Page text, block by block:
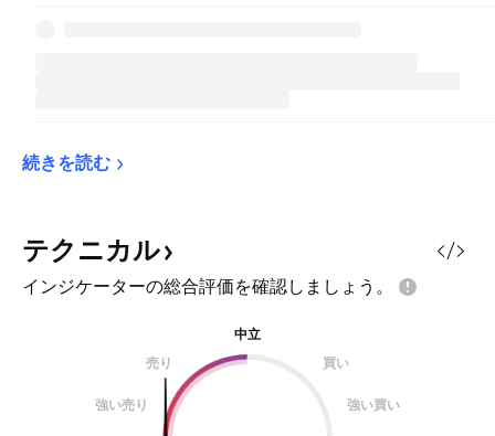
続きを読む
テクニカル
インジケーターの総合評価を確認しましょう。
中立
売り
買い
強い売り 強い買い